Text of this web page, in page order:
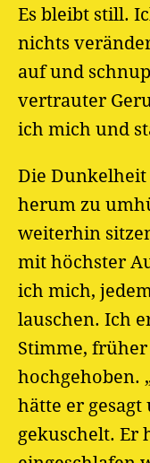
Es bleibt still.
nichts
auf und
vertrauter
ich mich und
Die
herum zu
weiterhin
mit höchster
ich mich,
lauschen. Ich
Stimme,
hochgehoben.
hätte er
gekuschelt. Er